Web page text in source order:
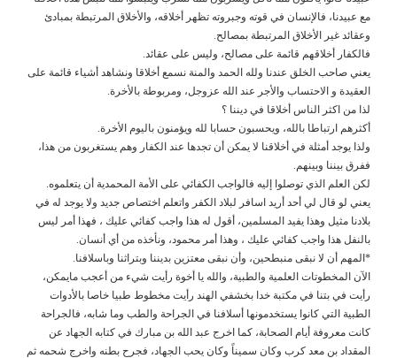
مع عبيدنا، فالإنسان في قوته وجبروته تظهر أخلاقه، والأخلاق المرتبطة بمبادئ
وعقائد غير الأخلاق المرتبطة بمصالح.
فالكفار أخلاقهم قائمة على مصالح، وليس على عقائد.
يعني صاحب الخلق عندنا ولله الحمد والمنة نسمع أخلاقا ونشاهد أشياء قائمة على
العقيدة و الاحتساب والأجر عند الله عزوجل، ومربوطة بالأخرة.
لذا من اكثر الناس أخلاقا في ديننا ؟
أكثرهم ارتباطا بالله، ويحسبون حسابا لله ويؤمنون باليوم الأخرة.
ولذا يوجد أمثلة في أخلاقنا لا يمكن أن تجدها عند الكفار وهم يستغربون من هذا،
ففرق بيننا وبينهم.
لكن العلم الذي توصلوا إليه فالواجب الكفائي على الأمة المحمدية أن يتعلموه.
يعني لو قال لي أحد أريد اسافر لبلاد الكفر واتعلم اختصاص جديد ولا يوجد له في
بلادنا مثيل وهذا يفيد المسلمين، أقول له هذا واجب كفائي عليك ، فهذا أمر ليس
بالنفل هذا واجب كفائي عليك ، وهذا أمر محمود، ونأخذه من أي أنسان.
*المهم أن لا نبقى منبطحين، وأن نبقى معتزين بديننا وبتراثنا وباسلافنا.
الآن المخطوتات العلمية والطبية، والله يا أخوة رأيت شيء من أعجب مايمكن،
رأيت في بتنا في مكتبة خدا بخشفي الهند رأيت مخطوط طبيا خاصا بالأدوات
الطبية التي كانوا يستخدمونها أسلافنا في الجراحة والطب وما شابه، فالجراحة
كانت معروفة أيام الصحابة، كما اخرج عبد الله بن مبارك في كتابه الجهاد عن
المقداد بن معد كرب وكان سميناً وكان يحب الجهاد، فجرح بطنه واخرج شحمه ثم